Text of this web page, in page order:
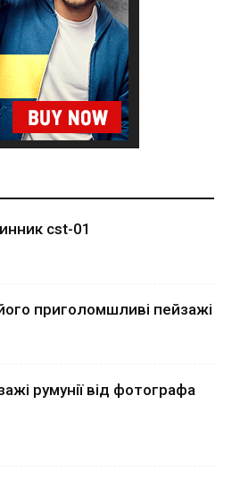
cst-01
приголомшливі пейзажі
румунії від фотографа